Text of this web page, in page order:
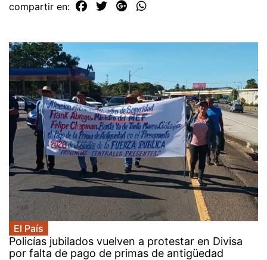
compartir en:
El País
Policías jubilados vuelven a protestar en Divisa
por falta de pago de primas de antigüedad